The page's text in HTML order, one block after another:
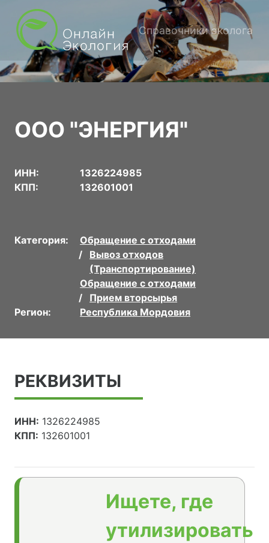
Справочники эколога
ООО "ЭНЕРГИЯ"
ИНН:
1326224985
КПП:
132601001
Категория:
Обращение с отходами
Вывоз отходов
(Транспортирование)
Обращение с отходами
Прием вторсырья
Регион:
Республика Мордовия
РЕКВИЗИТЫ
ИНН: 1326224985
КПП: 132601001
Ищете, где
утилизировать